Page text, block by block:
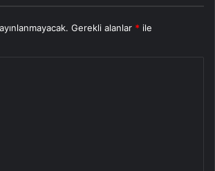
Gerekli alanlar * ile